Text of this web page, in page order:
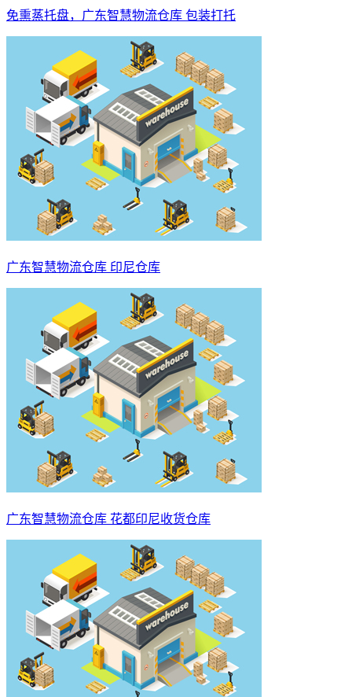
免熏蒸托盘，广东智慧物流仓库 包装打托
广东智慧物流仓库 印尼仓库
广东智慧物流仓库 花都印尼收货仓库